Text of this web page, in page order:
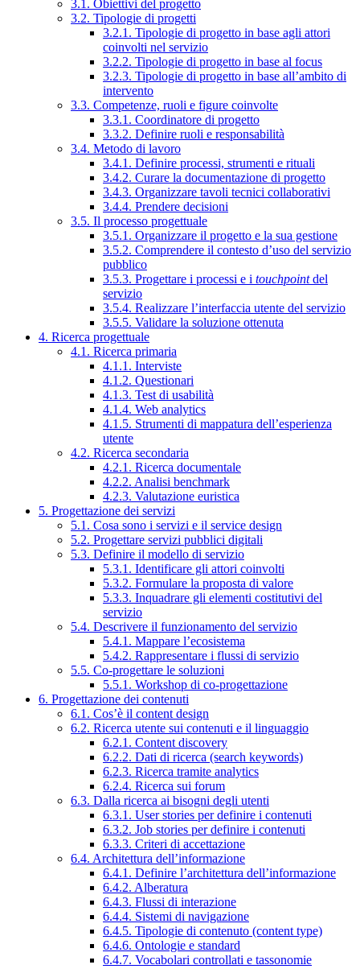
3.1. Obiettivi del progetto
3.2. Tipologie di progetti
3.2.1. Tipologie di progetto in base agli attori
coinvolti nel servizio
3.2.2. Tipologie di progetto in base al focus
3.2.3. Tipologie di progetto in base all’ambito di
intervento
3.3. Competenze, ruoli e figure coinvolte
3.3.1. Coordinatore di progetto
3.3.2. Definire ruoli e responsabilità
3.4. Metodo di lavoro
3.4.1. Definire processi, strumenti e rituali
3.4.2. Curare la documentazione di progetto
3.4.3. Organizzare tavoli tecnici collaborativi
3.4.4. Prendere decisioni
3.5. Il processo progettuale
3.5.1. Organizzare il progetto e la sua gestione
3.5.2. Comprendere il contesto d’uso del servizio
pubblico
3.5.3. Progettare i processi e i touchpointdel
servizio
3.5.4. Realizzare l’interfaccia utente del servizio
3.5.5. Validare la soluzione ottenuta
4. Ricerca progettuale
4.1. Ricerca primaria
4.1.1. Interviste
4.1.2. Questionari
4.1.3. Test di usabilità
4.1.4. Web analytics
4.1.5. Strumenti di mappatura dell’esperienza
utente
4.2. Ricerca secondaria
4.2.1. Ricerca documentale
4.2.2. Analisi benchmark
4.2.3. Valutazione euristica
5. Progettazione dei servizi
5.1. Cosa sono i servizi e il service design
5.2. Progettare servizi pubblici digitali
5.3. Definire il modello di servizio
5.3.1. Identificare gli attori coinvolti
5.3.2. Formulare la proposta di valore
5.3.3. Inquadrare gli elementi costitutivi del
servizio
5.4. Descrivere il funzionamento del servizio
5.4.1. Mappare l’ecosistema
5.4.2. Rappresentare i flussi di servizio
5.5. Co-progettare le soluzioni
5.5.1. Workshop di co-progettazione
6. Progettazione dei contenuti
6.1. Cos’è il content design
6.2. Ricerca utente sui contenuti e il linguaggio
6.2.1. Content discovery
6.2.2. Dati di ricerca (search keywords)
6.2.3. Ricerca tramite analytics
6.2.4. Ricerca sui forum
6.3. Dalla ricerca ai bisogni degli utenti
6.3.1. User stories per definire i contenuti
6.3.2. Job stories per definire i contenuti
6.3.3. Criteri di accettazione
6.4. Architettura dell’informazione
6.4.1. Definire l’architettura dell’informazione
6.4.2. Alberatura
6.4.3. Flussi di interazione
6.4.4. Sistemi di navigazione
6.4.5. Tipologie di contenuto (content type)
6.4.6. Ontologie e standard
6.4.7. Vocabolari controllati e tassonomie